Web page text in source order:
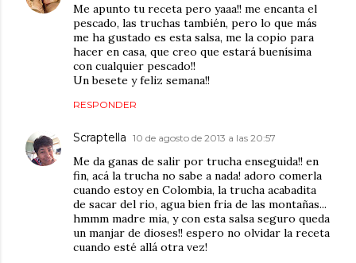
Me apunto tu receta pero yaaa!! me encanta el
pescado, las truchas también, pero lo que más
me ha gustado es esta salsa, me la copio para
hacer en casa, que creo que estará buenísima
con cualquier pescado!!
Un besete y feliz semana!!
RESPONDER
Scraptella 10 de agosto de 2013 a las 20:57
Me da ganas de salir por trucha enseguida!! en
fin, acá la trucha no sabe a nada! adoro comerla
cuando estoy en Colombia, la trucha acabadita
de sacar del rio, agua bien fria de las montañas...
hmmm madre mia, y con esta salsa seguro queda
un manjar de dioses!! espero no olvidar la receta
cuando esté allá otra vez!